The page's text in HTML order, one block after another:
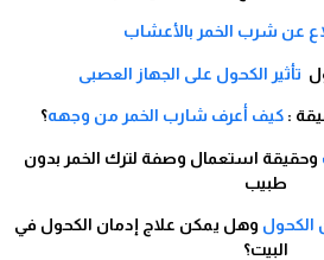
عن شرب الخمر بالأعشاب
تأثير الكحول على الجهاز العصبى
: كيف أعرف شارب الخمر من وجهه؟
وحقيقة استعمال وصفة لترك الخمر بدون
طبيب
الكحول وهل يمكن علاج إدمان الكحول في
البيت؟